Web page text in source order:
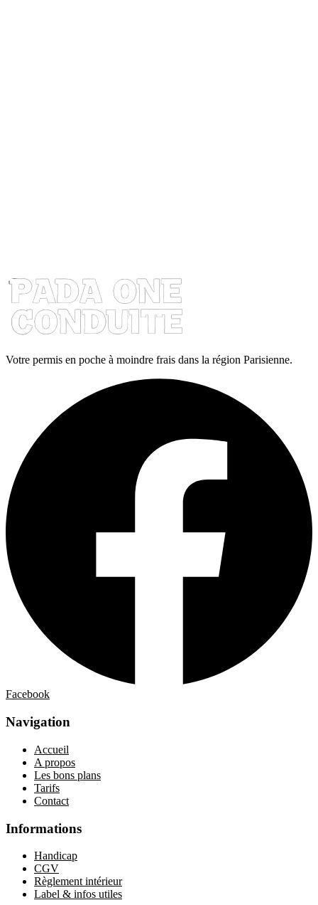
Votre permis en poche à moindre frais dans la région Parisienne.
Facebook
Navigation
Accueil
A propos
Les bons plans
Tarifs
Contact
Informations
Handicap
CGV
Règlement intérieur
Label & infos utiles